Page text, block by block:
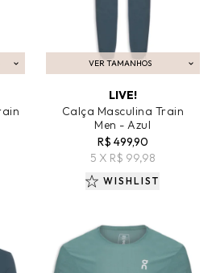
VER TAMANHOS
ADICIONAR AO CARRINHO
LIVE!
Calça Masculina Train
Men - Azul
R$ 499,90
5 X R$ 99,98
WISHLIST